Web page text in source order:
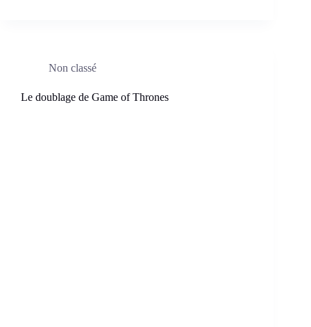
Non classé
Le doublage de Game of Thrones